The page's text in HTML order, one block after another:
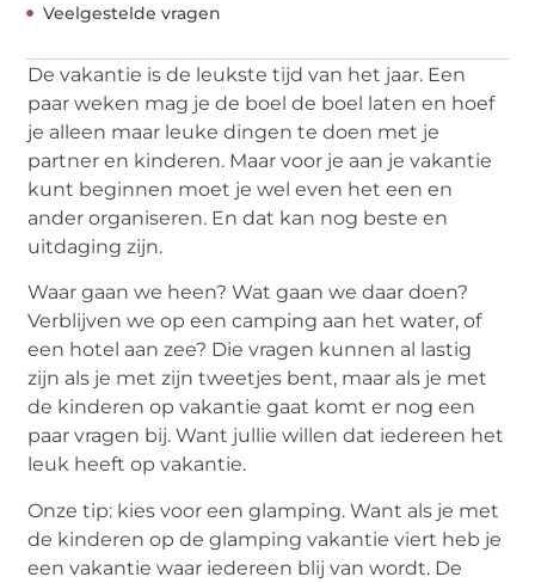
Veelgestelde vragen
De vakantie is de leukste tijd van het jaar. Een
paar weken mag je de boel de boel laten en hoef
je alleen maar leuke dingen te doen met je
partner en kinderen. Maar voor je aan je vakantie
kunt beginnen moet je wel even het een en
ander organiseren. En dat kan nog beste en
uitdaging zijn.
Waar gaan we heen? Wat gaan we daar doen?
Verblijven we op een camping aan het water, of
een hotel aan zee? Die vragen kunnen al lastig
zijn als je met zijn tweetjes bent, maar als je met
de kinderen op vakantie gaat komt er nog een
paar vragen bij. Want jullie willen dat iedereen het
leuk heeft op vakantie.
Onze tip: kies voor een glamping. Want als je met
de kinderen op de glamping vakantie viert heb je
een vakantie waar iedereen blij van wordt. De